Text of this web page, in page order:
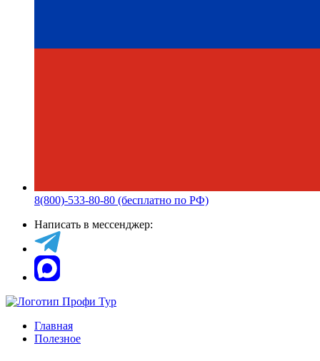
8(800)-533-80-80 (бесплатно по РФ)
Написать в мессенджер:
Главная
Полезное